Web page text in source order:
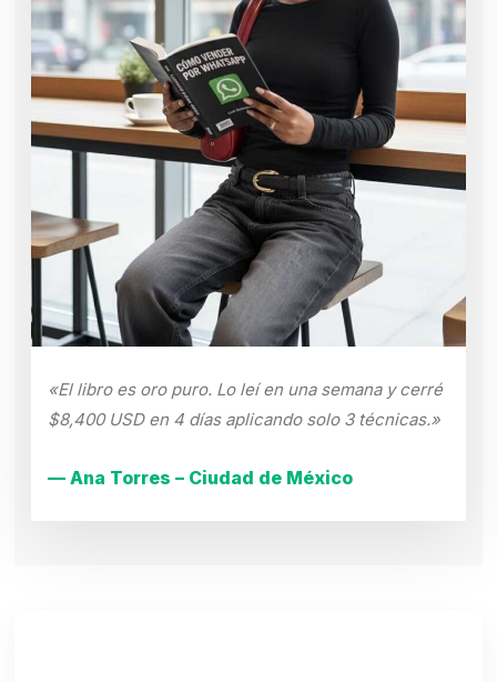
«El libro es oro puro. Lo leí en una semana y cerré
$8,400 USD en 4 días aplicando solo 3 técnicas.»
— Ana Torres – Ciudad de México